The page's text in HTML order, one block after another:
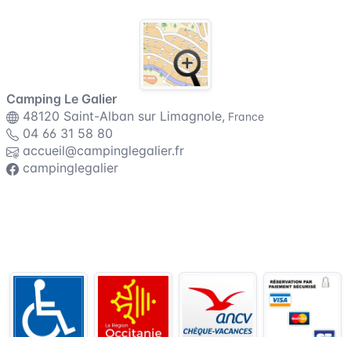
Camping Le Galier
48120 Saint-Alban sur Limagnole, France
04 66 31 58 80
accueil@campinglegalier.fr
campinglegalier